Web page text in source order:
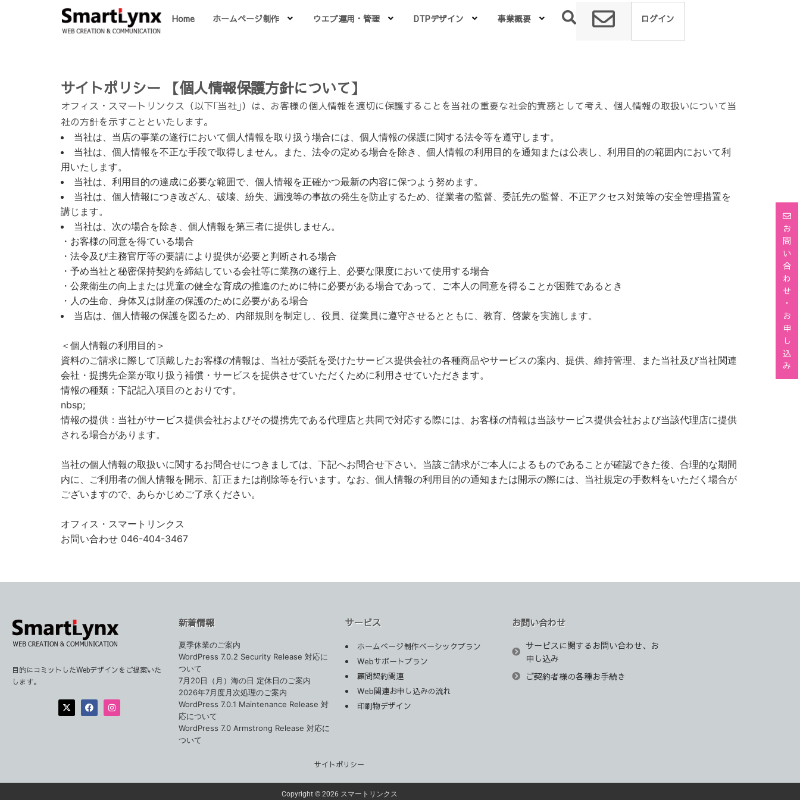
Home ホームページ制作 ウエブ運用・管理 DTPデザイン 事業概要 ログイン
サイトポリシー 【個人情報保護方針について】
オフィス・スマートリンクス（以下｢当社｣）は、お客様の個人情報を適切に保護することを当社の重要な社会的責務として考え、個人情報の取扱いについて当
社の方針を示すことといたします。
当社は、当店の事業の遂行において個人情報を取り扱う場合には、個人情報の保護に関する法令等を遵守します。
当社は、個人情報を不正な手段で取得しません。また、法令の定める場合を除き、個人情報の利用目的を通知または公表し、利用目的の範囲内において利
用いたします。
当社は、利用目的の達成に必要な範囲で、個人情報を正確かつ最新の内容に保つよう努めます。
当社は、個人情報につき改ざん、破壊、紛失、漏洩等の事故の発生を防止するため、従業者の監督、委託先の監督、不正アクセス対策等の安全管理措置を
講じます。
当社は、次の場合を除き、個人情報を第三者に提供しません。
・お客様の同意を得ている場合
・法令及び主務官庁等の要請により提供が必要と判断される場合
・予め当社と秘密保持契約を締結している会社等に業務の遂行上、必要な限度において使用する場合
・公衆衛生の向上または児童の健全な育成の推進のために特に必要がある場合であって、ご本人の同意を得ることが困難であるとき
・人の生命、身体又は財産の保護のために必要がある場合
当店は、個人情報の保護を図るため、内部規則を制定し、役員、従業員に遵守させるとともに、教育、啓蒙を実施します。
＜個人情報の利用目的＞
資料のご請求に際して頂戴したお客様の情報は、当社が委託を受けたサービス提供会社の各種商品やサービスの案内、提供、維持管理、また当社及び当社関連
会社・提携先企業が取り扱う補償・サービスを提供させていただくために利用させていただきます。
情報の種類：下記記入項目のとおりです。
nbsp;
情報の提供：当社がサービス提供会社およびその提携先である代理店と共同で対応する際には、お客様の情報は当該サービス提供会社および当該代理店に提供
される場合があります。
当社の個人情報の取扱いに関するお問合せにつきましては、下記へお問合せ下さい。当該ご請求がご本人によるものであることが確認できた後、合理的な期間
内に、ご利用者の個人情報を開示、訂正または削除等を行います。なお、個人情報の利用目的の通知または開示の際には、当社規定の手数料をいただく場合が
ございますので、あらかじめご了承ください。
オフィス・スマートリンクス
お問い合わせ 046-404-3467
お
問
い
合
わ
せ
・
お
申
し
込
み
目的にコミットしたWebデザインをご提案いた
します。
新着情報
夏季休業のご案内
WordPress 7.0.2 Security Release 対応に
ついて
7月20日（月）海の日 定休日のご案内
2026年7月度月次処理のご案内
WordPress 7.0.1 Maintenance Release 対
応について
WordPress 7.0 Armstrong Release 対応に
ついて
サービス
ホームページ制作ベーシックプラン
Webサポートプラン
顧問契約関連
Web関連お申し込みの流れ
印刷物デザイン
お問い合わせ
サービスに関するお問い合わせ、お
申し込み
ご契約者様の各種お手続き
サイトポリシー
Copyright © 2026 スマートリンクス